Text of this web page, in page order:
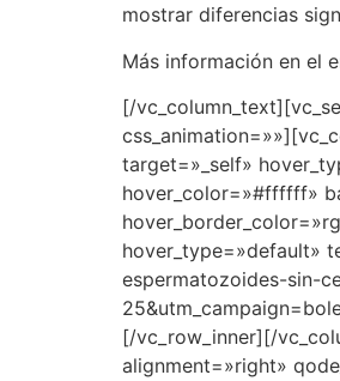
mostrar diferencias
Más información en el
[/
target=»_self»
hover_color=»#ffffff»
hover_type=»default»
espermatozoides-sin-
[/vc_row_inner][/
alignment=»right»